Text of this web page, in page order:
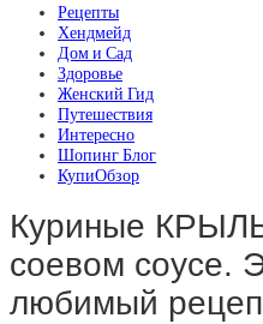
Рецепты
Хендмейд
Дом и Сад
Здоровье
Женский Гид
Путешествия
Интересно
Шопинг Блог
КупиОбзор
Куриные
соевом соусе.
любимый